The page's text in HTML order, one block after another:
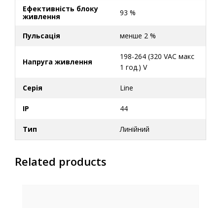
Ефективність блоку
живлення
93 %
Пульсація менше 2 %
Напруга живлення
198-264 (320 VAC макс
1 год.) V
Серія Line
IP 44
Тип Линійний
Related products